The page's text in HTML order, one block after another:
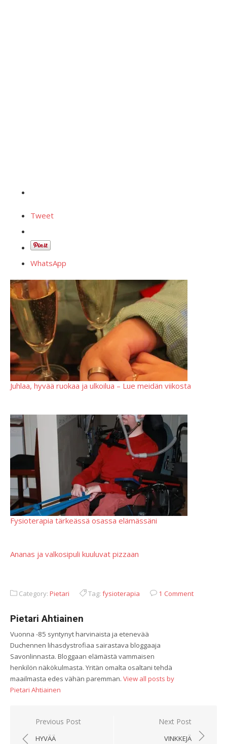
Tweet
WhatsApp
Juhlaa, hyvää ruokaa ja ulkoilua – Lue meidän viikosta
Fysioterapia tärkeässä osassa elämässäni
Ananas ja valkosipuli kuuluvat pizzaan
Category: Pietari Tag: fysioterapia 1 Comment
Pietari Ahtiainen
Vuonna -85 syntynyt harvinaista ja etenevää
Duchennen lihasdystrofiaa sairastava bloggaaja
Savonlinnasta. Bloggaan elämästä vammaisen
henkilön näkökulmasta. Yritän omalta osaltani tehdä
maailmasta edes vähän paremman. View all posts by
Pietari Ahtiainen
Artikkelien
selaus
Previous Post
HYVÄÄ
Next Post
VINKKEJÄ